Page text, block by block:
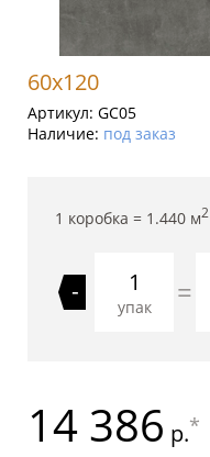
60x120
Артикул: GC05
Наличие: под заказ
1 коробка = 1.440 м2
-
упак =
14 386 р.*